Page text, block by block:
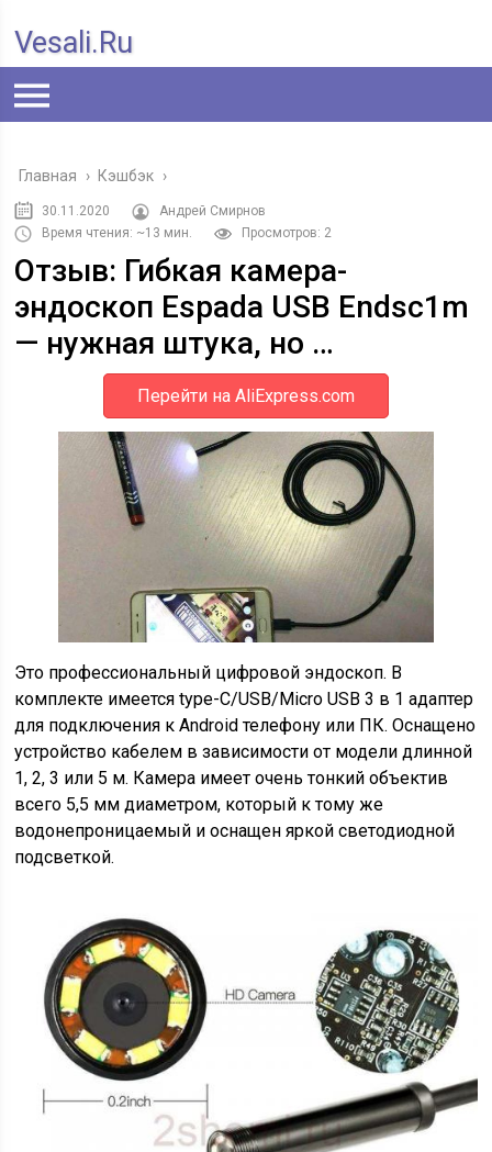
Vesali.ru
Главная › Кэшбэк ›
30.11.2020
Андрей Смирнов
Время чтения: ~13 мин.
Просмотров: 2
Отзыв: Гибкая камера-
эндоскоп Espada USB Endsc1m
— нужная штука, но …
Перейти на AliExpress.com
Это профессиональный цифровой эндоскоп. В
комплекте имеется type-C/USB/Micro USB 3 в 1 адаптер
для подключения к Android телефону или ПК. Оснащено
устройство кабелем в зависимости от модели длинной
1, 2, 3 или 5 м. Камера имеет очень тонкий объектив
всего 5,5 мм диаметром, который к тому же
водонепроницаемый и оснащен яркой светодиодной
подсветкой.